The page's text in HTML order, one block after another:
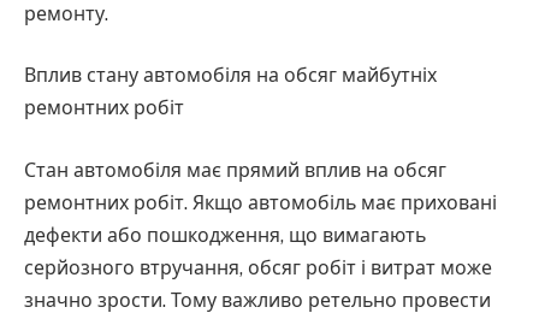
ремонту.
Вплив стану автомобіля на обсяг майбутніх
ремонтних робіт
Стан автомобіля має прямий вплив на обсяг
ремонтних робіт. Якщо автомобіль має приховані
дефекти або пошкодження, що вимагають
серйозного втручання, обсяг робіт і витрат може
значно зрости. Тому важливо ретельно провести